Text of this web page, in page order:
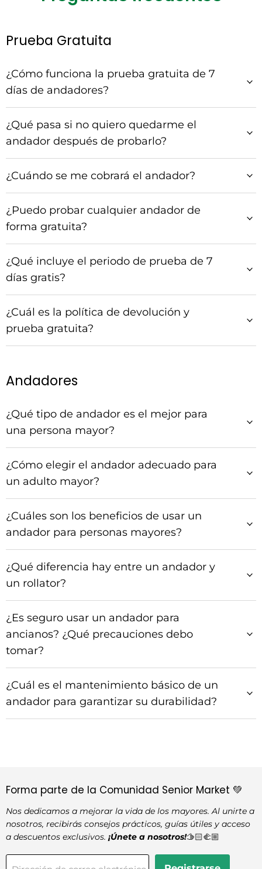
Prueba Gratuita
¿Cómo funciona la prueba gratuita de 7
días de andadores?
¿Qué pasa si no quiero quedarme el
andador después de probarlo?
¿Cuándo se me cobrará el andador?
¿Puedo probar cualquier andador de
forma gratuita?
¿Qué incluye el periodo de prueba de 7
días gratis?
¿Cuál es la política de devolución y
prueba gratuita?
Andadores
¿Qué tipo de andador es el mejor para
una persona mayor?
¿Cómo elegir el andador adecuado para
un adulto mayor?
¿Cuáles son los beneficios de usar un
andador para personas mayores?
¿Qué diferencia hay entre un andador y
un rollator?
¿Es seguro usar un andador para
ancianos? ¿Qué precauciones debo
tomar?
¿Cuál es el mantenimiento básico de un
andador para garantizar su durabilidad?
Forma parte de la Comunidad Senior Market 💚
Nos dedicamos a mejorar la vida de los mayores. Al unirte a
nosotros, recibirás consejos prácticos, guías útiles y acceso
a descuentos exclusivos. ¡Únete a nosotros!🫱🏻‍🫲🏼